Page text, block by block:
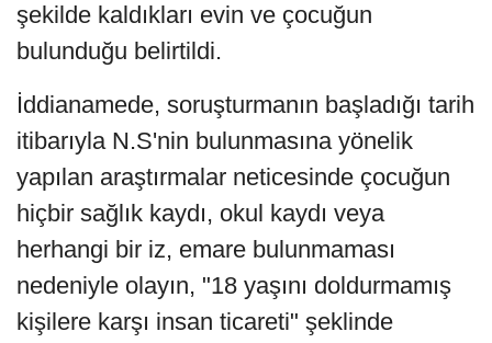
şekilde kaldıkları evin ve çocuğun
bulunduğu belirtildi.
İddianamede, soruşturmanın başladığı tarih
itibarıyla N.S'nin bulunmasına yönelik
yapılan araştırmalar neticesinde çocuğun
hiçbir sağlık kaydı, okul kaydı veya
herhangi bir iz, emare bulunmaması
nedeniyle olayın, "18 yaşını doldurmamış
kişilere karşı insan ticareti" şeklinde